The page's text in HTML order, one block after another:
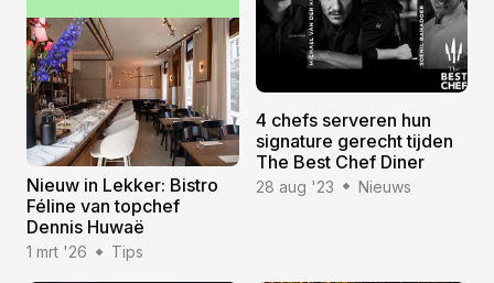
Nieuw in Lekker: Bistro
Féline van topchef
Dennis Huwaë
1 mrt '26 Tips
4 chefs serveren hun
signature gerecht tijden
The Best Chef Diner
28 aug '23 Nieuws